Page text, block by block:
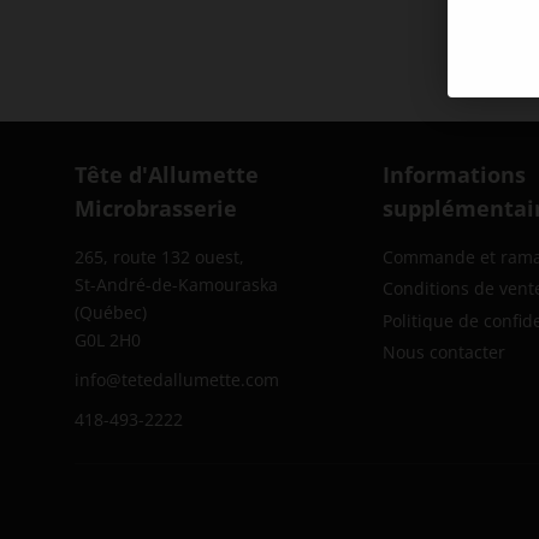
Tête d'Allumette
Microbrasserie
265, route 132 ouest,
St-André-de-Kamouraska
(Québec)
G0L 2H0
info@tetedallumette.com
418-493-2222
Informations
Commande et
Conditions de
Politique de
Nous contacter